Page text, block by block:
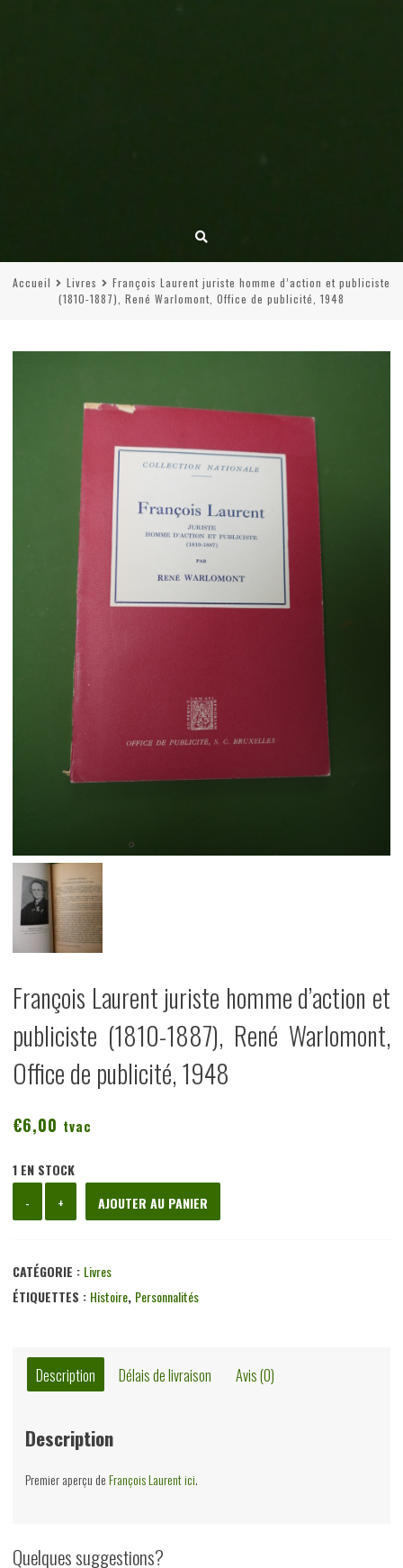
Accueil Livres
François Laurent juriste homme d’action et publiciste
(1810-1887), René Warlomont, Office de publicité, 1948
François Laurent juriste homme d’action et
publiciste (1810-1887), René Warlomont,
Office de publicité, 1948
€6,00 tvac
1 EN STOCK
-
de
Laurent
juriste
et
publiciste
1887),
René
+ AJOUTER AU PANIER
CATÉGORIE : Livres
ÉTIQUETTES : Histoire, Personnalités
Description Délais de livraison Avis (0)
Description
Premier aperçu deFrançois Laurent ici.
Quelques suggestions?